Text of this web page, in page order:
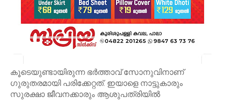
കൂടെയുണ്ടായിരുന്ന ഭർത്താവ് സോനുവിനാണ്
ഗുരുതരമായി പരിക്കേറ്റത്. ഇയാളെ നാട്ടുകാരും
സുരക്ഷാ ജീവനക്കാരും ആശുപത്രിയിൽ